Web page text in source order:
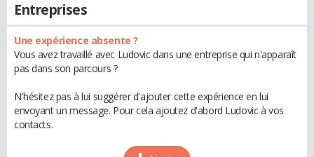
Entreprises
Une expérience absente ?
Vous avez travaillé avec Ludovic dans une entreprise qui n'apparaît
pas dans son parcours ?
N'hésitez pas à lui suggérer d'ajouter cette expérience en lui
envoyant un message. Pour cela ajoutez d'abord Ludovic à vos
contacts.